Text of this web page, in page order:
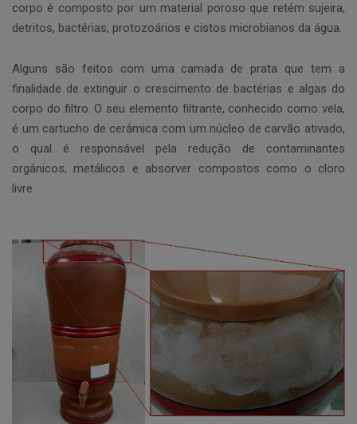
corpo é composto por um material poroso que retém sujeira,
detritos, bactérias, protozoários e cistos microbianos da água.
Alguns são feitos com uma camada de prata que tem a
finalidade de extinguir o crescimento de bactérias e algas do
corpo do filtro. O seu elemento filtrante, conhecido como vela,
é um cartucho de cerâmica com um núcleo de carvão ativado,
o qual é responsável pela redução de contaminantes
orgânicos, metálicos e absorver compostos como o cloro
livre.